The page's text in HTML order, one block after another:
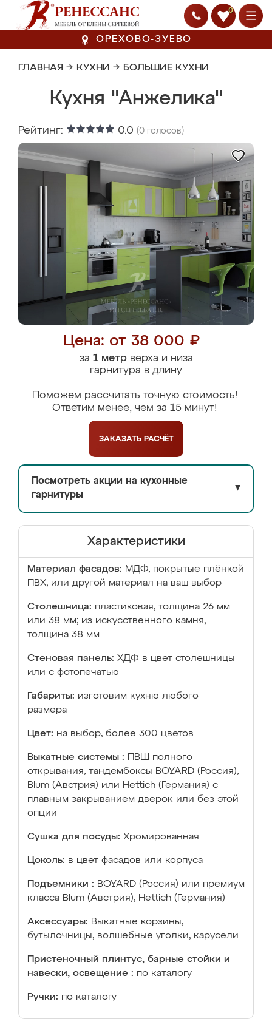
0
ОРЕХОВО-ЗУЕВО
ГЛАВНАЯ → КУХНИ → БОЛЬШИЕ КУХНИ
Кухня "Анжелика"
Рейтинг: 0.0 (0 голосов)
Цена: от 38 000 ₽
за 1 метрверха и низа
гарнитура в длину
Поможем рассчитать точную стоимость!
Ответим менее, чем за 15 минут!
ЗАКАЗАТЬ РАСЧЁТ
Посмотреть акции на кухонные
гарнитуры
▼
Характеристики
Материал фасадов: МДФ, покрытые плёнкой
ПВХ, или другой материал на ваш выбор
Столешница: пластиковая, толщина 26 мм
или 38 мм; из искусственного камня,
толщина 38 мм
Стеновая панель: ХДФ в цвет столешницы
или с фотопечатью
Габариты: изготовим кухню любого
размера
Цвет: на выбор, более 300 цветов
Выкатные системы :
ПВШ полного
открывания, тандембоксы BOYARD (Россия),
Blum (Австрия) или Hettich (Германия) с
плавным закрыванием дверок или без этой
опции
Сушка для посуды: Хромированная
Цоколь: в цвет фасадов или корпуса
Подъемники : BOYARD (Россия) или премиум
класса Blum (Австрия), Hettich (Германия)
Аксессуары: Выкатные корзины,
бутылочницы, волшебные уголки, карусели
Пристеночный плинтус, барные стойки и
навески, освещение : по каталогу
Ручки: по каталогу